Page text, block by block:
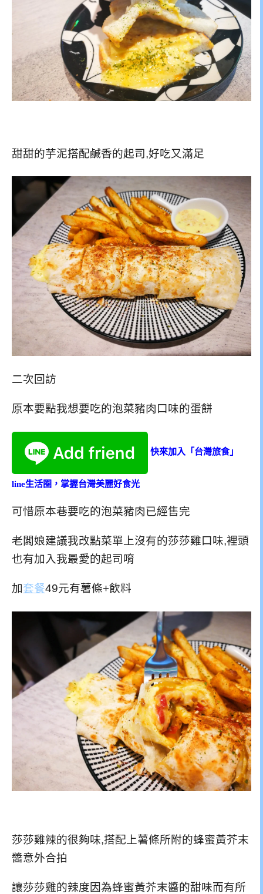
甜甜的芋泥搭配鹹香的起司,好吃又滿足
二次回訪
原本要點我想要吃的泡菜豬肉口味的蛋餅
快來加入「台灣旅食」
line生活圈，掌握台灣美麗好食光
可惜原本巷要吃的泡菜豬肉已經售完
老闆娘建議我改點菜單上沒有的莎莎雞口味,裡頭
也有加入我最愛的起司唷
加套餐49元有薯條+飲料
莎莎雞辣的很夠味,搭配上薯條所附的蜂蜜黃芥末
醬意外合拍
讓莎莎雞的辣度因為蜂蜜黃芥末醬的甜味而有所